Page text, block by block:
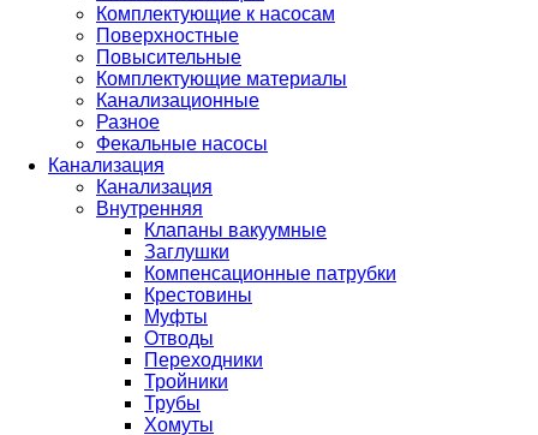
Комплектующие к насосам
Поверхностные
Повысительные
Комплектующие материалы
Канализационные
Разное
Фекальные насосы
Канализация
Канализация
Внутренняя
Клапаны вакуумные
Заглушки
Компенсационные патрубки
Крестовины
Муфты
Отводы
Переходники
Тройники
Трубы
Хомуты